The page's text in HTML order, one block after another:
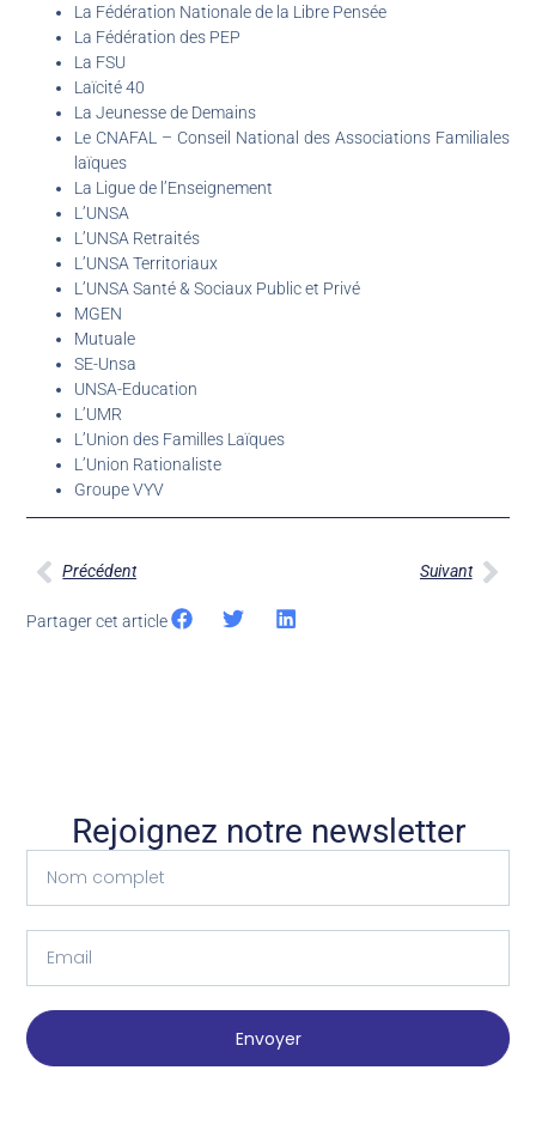
La Fédération Nationale de la Libre Pensée
La Fédération des PEP
La FSU
Laïcité 40
La Jeunesse de Demains
Le CNAFAL – Conseil National des Associations Familiales
laïques
La Ligue de l’Enseignement
L’UNSA
L’UNSA Retraités
L’UNSA Territoriaux
L’UNSA Santé & Sociaux Public et Privé
MGEN
Mutuale
SE-Unsa
UNSA-Education
L’UMR
L’Union des Familles Laïques
L’Union Rationaliste
Groupe VYV
Précédent Suivant
Partager cet article
Rejoignez notre newsletter
Envoyer